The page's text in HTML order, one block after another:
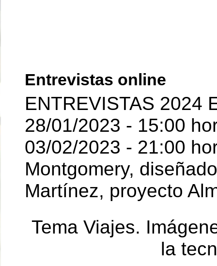
Entrevistas online
ENTREVISTAS 2024
28/01/2023 - 15:00
03/02/2023 - 21:00
Montgomery,
Martínez, proyecto
Tema Viajes.
la